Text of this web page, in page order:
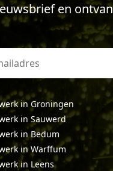
en
in Groningen
in Sauwerd
in Bedum
in Warffum
in Leens